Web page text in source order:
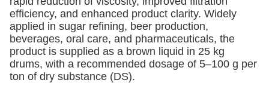
efficiency, and enhanced product clarity. Widely
applied in sugar refining, beer production,
beverages, oral care, and pharmaceuticals, the
product is supplied as a brown liquid in 25 kg
drums, with a recommended dosage of 5–100 g per
ton of dry substance (DS).